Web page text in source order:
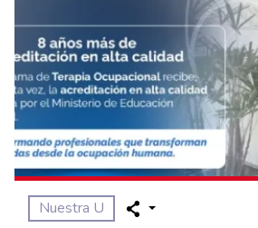
Nuestra U